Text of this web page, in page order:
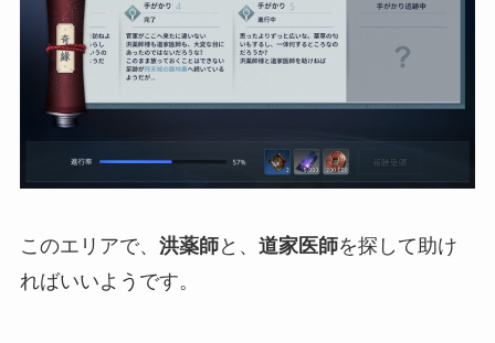
このエリアで、 洪薬師と、 道家医師を探して助け
ればいいようです。